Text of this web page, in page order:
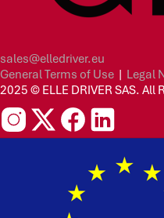
sales@elledriver.eu
General Terms of Use | Legal
2025 © ELLE DRIVER SAS. All